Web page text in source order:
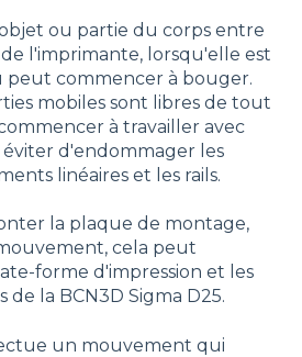
ou partie du corps entre
de l'imprimante, lorsqu'elle est
commencer à bouger.
mobiles sont libres de tout
à travailler avec
d'endommager les
linéaires et les rails.
la plaque de montage,
cela peut
forme d'impression et les
de la BCN3D Sigma D25.
un mouvement qui